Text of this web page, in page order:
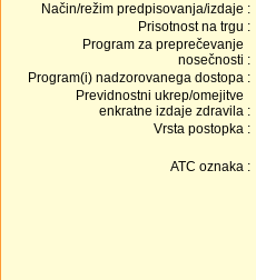
Način/režim predpisovanja/izdaje :
Prisotnost na trgu :
Program za preprečevanje
nosečnosti :
Program(i) nadzorovanega dostopa :
Previdnostni ukrep/omejitve
enkratne izdaje zdravila :
Vrsta postopka :
ATC oznaka :